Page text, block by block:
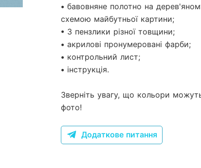
• бавовняне полотно на
схемою майбутньої картини;
• 3 пензлики різної товщини;
• акрилові пронумеровані фарби;
• контрольний лист;
• інструкція.
Зверніть увагу, що кольори
фото!
Додаткове питання